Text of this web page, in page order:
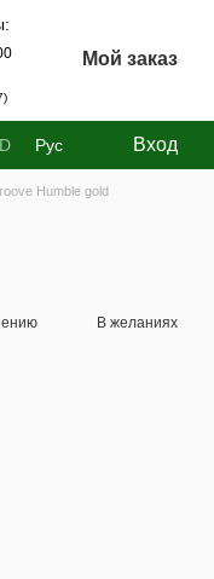
Мой заказ
Рус Вход
Humble gold
В желаниях